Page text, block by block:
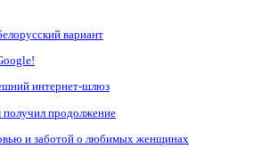
вариант
интернет-шлюз
получил продолжение
и заботой о любимых женщинах